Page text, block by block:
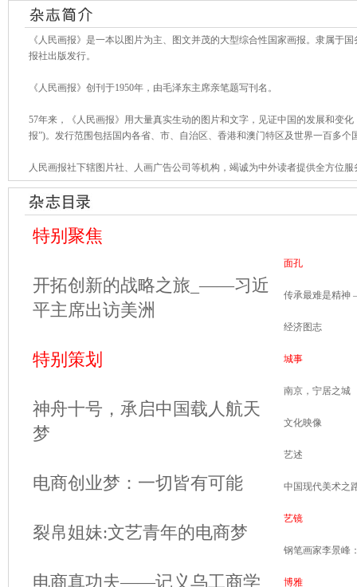
《人民画报》是一本以图片为主、图文并茂的大型综合性国家画报。隶属于
报社出版发行。
《人民画报》创刊于1950年，由毛泽东主席亲笔题写刊名。
57年来，《人民画报》用大量真实生动的图片和文字，见证中国的发展和变
报”)。发行范围包括国内各省、市、自治区、香港和澳门特区及世界一百多
人民画报社下辖图片社、人画广告公司等机构，竭诚为中外读者提供全方位服
特别聚焦
开拓创新的战略之旅_——习近
平主席出访美洲
特别策划
神舟十号，承启中国载人航天
梦
电商创业梦：一切皆有可能
裂帛姐妹:文艺青年的电商梦
电商真功夫——记义乌工商学
面孔
传承最难是精神
经济图志
城事
南京，宁居之城
文化映像
艺述
中国现代美术之
艺镜
钢笔画家李景峰
博雅